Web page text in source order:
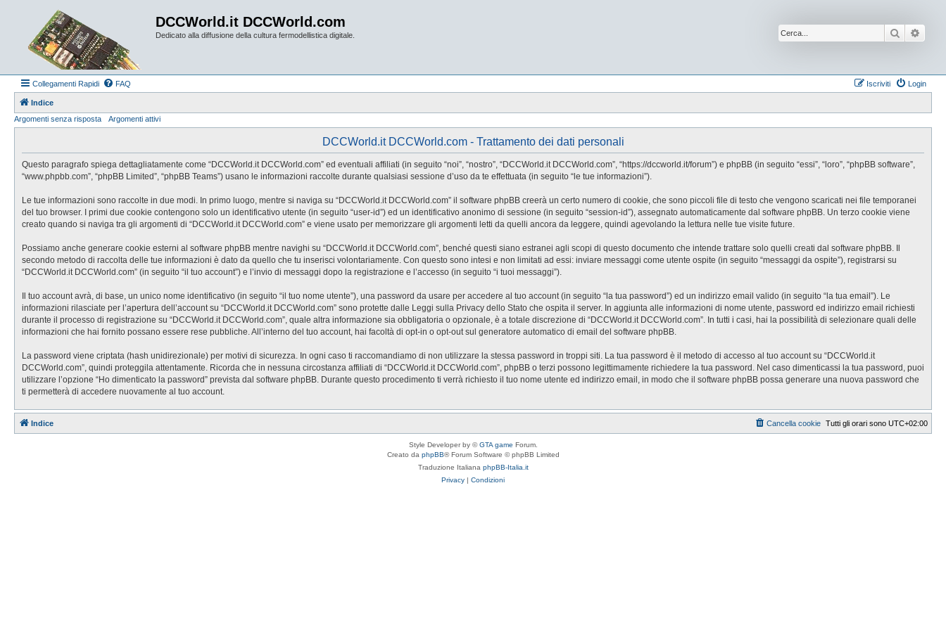
DCCWorld.it DCCWorld.com
Dedicato alla diffusione della cultura fermodellistica digitale. Cerca
Collegamenti Rapidi FAQ Login
Iscriviti
Indice
Argomenti senza risposta
Argomenti attivi
DCCWorld.it DCCWorld.com - Trattamento dei dati personali
Questo paragrafo spiega dettagliatamente come “DCCWorld.it DCCWorld.com” ed eventuali affiliati (in seguito “noi”, “nostro”, “DCCWorld.it DCCWorld.com”, “https://dccworld.it/forum”) e phpBB (in seguito “essi”, “loro”, “phpBB software”,
“www.phpbb.com”, “phpBB Limited”, “phpBB Teams”) usano le informazioni raccolte durante qualsiasi sessione d’uso da te effettuata (in seguito “le tue informazioni”).
Le tue informazioni sono raccolte in due modi. In primo luogo, mentre si naviga su “DCCWorld.it DCCWorld.com” il software phpBB creerà un certo numero di cookie, che sono piccoli file di testo che vengono scaricati nei file temporanei
del tuo browser. I primi due cookie contengono solo un identificativo utente (in seguito “user-id”) ed un identificativo anonimo di sessione (in seguito “session-id”), assegnato automaticamente dal software phpBB. Un terzo cookie viene
creato quando si naviga tra gli argomenti di “DCCWorld.it DCCWorld.com” e viene usato per memorizzare gli argomenti letti da quelli ancora da leggere, quindi agevolando la lettura nelle tue visite future.
Possiamo anche generare cookie esterni al software phpBB mentre navighi su “DCCWorld.it DCCWorld.com”, benché questi siano estranei agli scopi di questo documento che intende trattare solo quelli creati dal software phpBB. Il
secondo metodo di raccolta delle tue informazioni è dato da quello che tu inserisci volontariamente. Con questo sono intesi e non limitati ad essi: inviare messaggi come utente ospite (in seguito “messaggi da ospite”), registrarsi su
“DCCWorld.it DCCWorld.com” (in seguito “il tuo account”) e l’invio di messaggi dopo la registrazione e l’accesso (in seguito “i tuoi messaggi”).
Il tuo account avrà, di base, un unico nome identificativo (in seguito “il tuo nome utente”), una password da usare per accedere al tuo account (in seguito “la tua password”) ed un indirizzo email valido (in seguito “la tua email”). Le
informazioni rilasciate per l’apertura dell’account su “DCCWorld.it DCCWorld.com” sono protette dalle Leggi sulla Privacy dello Stato che ospita il server. In aggiunta alle informazioni di nome utente, password ed indirizzo email richiesti
durante il processo di registrazione su “DCCWorld.it DCCWorld.com”, quale altra informazione sia obbligatoria o opzionale, è a totale discrezione di “DCCWorld.it DCCWorld.com”. In tutti i casi, hai la possibilità di selezionare quali delle
informazioni che hai fornito possano essere rese pubbliche. All’interno del tuo account, hai facoltà di opt-in o opt-out sul generatore automatico di email del software phpBB.
La password viene criptata (hash unidirezionale) per motivi di sicurezza. In ogni caso ti raccomandiamo di non utilizzare la stessa password in troppi siti. La tua password è il metodo di accesso al tuo account su “DCCWorld.it
DCCWorld.com”, quindi proteggila attentamente. Ricorda che in nessuna circostanza affiliati di “DCCWorld.it DCCWorld.com”, phpBB o terzi possono legittimamente richiedere la tua password. Nel caso dimenticassi la tua password, puoi
utilizzare l’opzione “Ho dimenticato la password” prevista dal software phpBB. Durante questo procedimento ti verrà richiesto il tuo nome utente ed indirizzo email, in modo che il software phpBB possa generare una nuova password che
ti permetterà di accedere nuovamente al tuo account.
Indice Tutti gli orari sono UTC+02:00
Cancella cookie
Style Developer by ©GTA game Forum.
Creato da phpBB® Forum Software © phpBB Limited
Traduzione Italiana phpBB-Italia.it
Privacy | Condizioni